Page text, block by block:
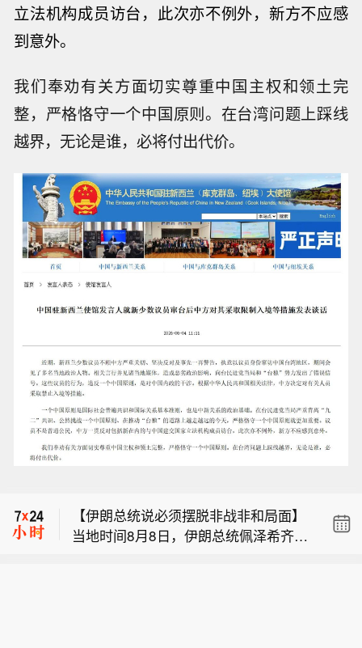
立法机构成员访台，此次亦不例外，新方不应感
到意外。
我们奉劝有关方面切实尊重中国主权和领土完
整，严格恪守一个中国原则。在台湾问题上踩线
越界，无论是谁，必将付出代价。
【千亿级市场爆发】截至目前，2026年
暑期档电影票房破83亿元，国家电影局
业链产值已超过3700亿元。（央视新
闻）
万人次。
【伊朗总统说必须摆脱非战非和局面】
当地时间8月8日，伊朗总统佩泽希齐扬